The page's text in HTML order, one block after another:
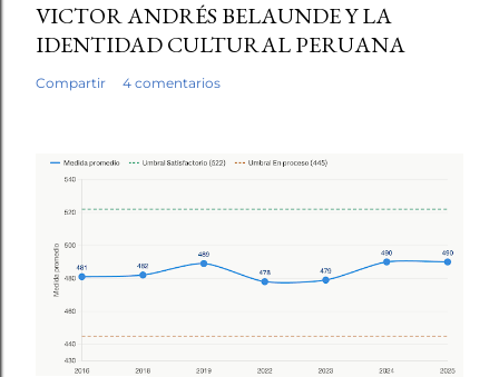
VICTOR ANDRÉS BELAUNDE Y LA
IDENTIDAD CULTURAL PERUANA
Compartir 4 comentarios